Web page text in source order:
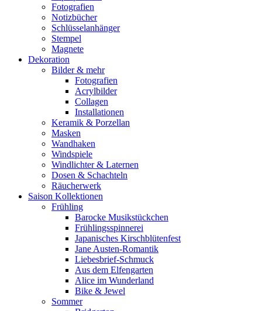
Fotografien
Notizbücher
Schlüsselanhänger
Stempel
Magnete
Dekoration
Bilder & mehr
Fotografien
Acrylbilder
Collagen
Installationen
Keramik & Porzellan
Masken
Wandhaken
Windspiele
Windlichter & Laternen
Dosen & Schachteln
Räucherwerk
Saison Kollektionen
Frühling
Barocke Musikstückchen
Frühlingsspinnerei
Japanisches Kirschblütenfest
Jane Austen-Romantik
Liebesbrief-Schmuck
Aus dem Elfengarten
Alice im Wunderland
Bike & Jewel
Sommer